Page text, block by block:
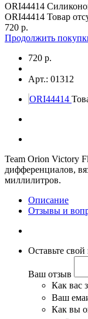
ORI44414
ORI44414 Товар
720 р.
Продолжить
720 р.
Арт.: 01312
ORI44414
Team Orion Victory
дифференциалов,
миллилитров.
Описание
Отзывы и
Оставьте
Ваш отзыв
Как вас
Ваш
Как вы